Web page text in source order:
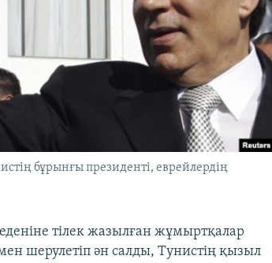
бұрынғы президенті, еврейлердің
тілек жазылған жұмыртқалар
шерулетіп ән салды, Тунистің қызыл